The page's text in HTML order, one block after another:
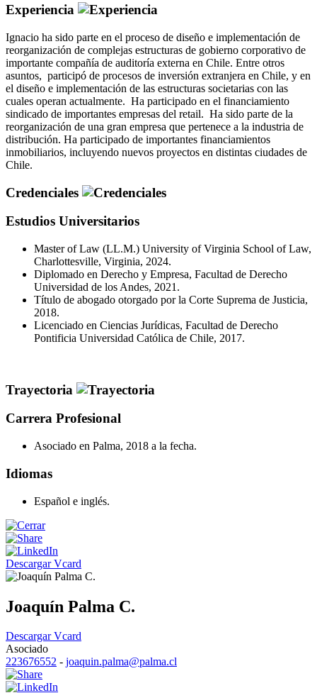
Experiencia
Ignacio ha sido parte en el proceso de diseño e implementación de
reorganización de complejas estructuras de gobierno corporativo de
importante compañía de auditoría externa en Chile. Entre otros
asuntos, participó de procesos de inversión extranjera en Chile, y en
el diseño e implementación de las estructuras societarias con las
cuales operan actualmente. Ha participado en el financiamiento
sindicado de importantes empresas del retail. Ha sido parte de la
reorganización de una gran empresa que pertenece a la industria de
distribución. Ha participado de importantes financiamientos
inmobiliarios, incluyendo nuevos proyectos en distintas ciudades de
Chile.
Credenciales
Estudios Universitarios
Master of Law (LL.M.) University of Virginia School of Law,
Charlottesville, Virginia, 2024.
Diplomado en Derecho y Empresa, Facultad de Derecho
Universidad de los Andes, 2021.
Título de abogado otorgado por la Corte Suprema de Justicia,
2018.
Licenciado en Ciencias Jurídicas, Facultad de Derecho
Pontificia Universidad Católica de Chile, 2017.
Trayectoria
Carrera Profesional
Asociado en Palma, 2018 a la fecha.
Idiomas
Español e inglés.
Descargar Vcard
Joaquín Palma C.
Descargar Vcard
Asociado
223676552 - joaquin.palma@palma.cl